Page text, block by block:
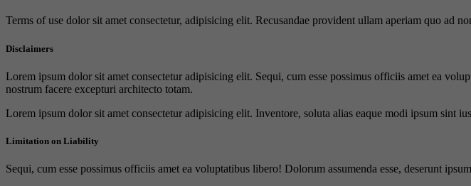
Terms of use dolor sit amet consectetur, adipisicing elit. Recusandae provident ullam aperiam quo ad
Disclaimers
Lorem ipsum dolor sit amet consectetur adipisicing elit. Sequi, cum esse possimus officiis amet ea
nostrum facere excepturi architecto totam.
Lorem ipsum dolor sit amet consectetur adipisicing elit. Inventore, soluta alias eaque modi ipsum sint
Limitation on Liability
Sequi, cum esse possimus officiis amet ea voluptatibus libero! Dolorum assumenda esse, deserunt